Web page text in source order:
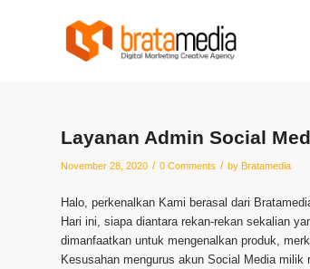
Layanan Admin Social
November 28, 2020 / 0 Comments / by Bratamedia
Halo, perkenalkan Kami berasal dari
Hari ini, siapa diantara rekan-rekan sekalian
dimanfaatkan untuk mengenalkan produk,
Kesusahan mengurus akun Social Media